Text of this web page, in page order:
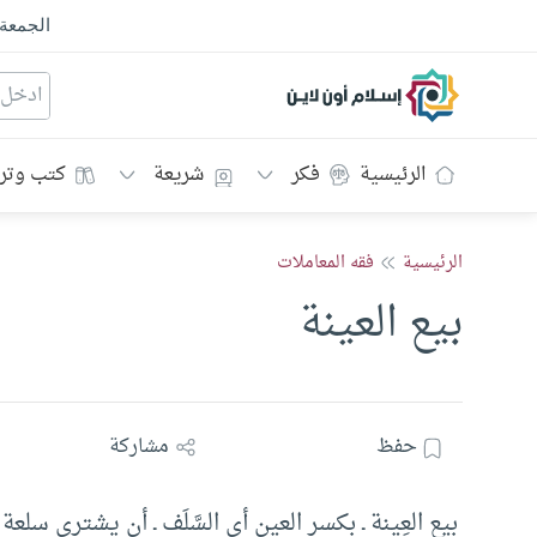
إسلام أون لاين
الرئيسية فكر شريعة كتب
الرئيسية فقه المعاملات
بيع العينة
حفظ مشاركة
بيع العِينة ـ بكسر العين أي السَّلَف ـ أن يشتري